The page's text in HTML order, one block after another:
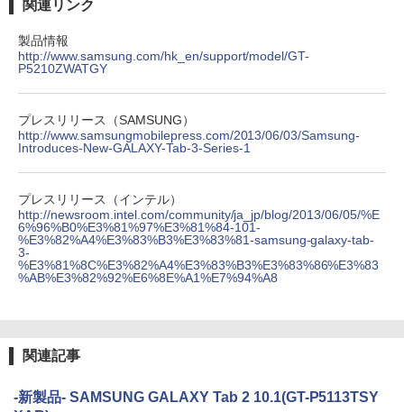
関連リンク
製品情報
http://www.samsung.com/hk_en/support/model/GT-
P5210ZWATGY
プレスリリース（SAMSUNG）
http://www.samsungmobilepress.com/2013/06/03/Samsung-
Introduces-New-GALAXY-Tab-3-Series-1
プレスリリース（インテル）
http://newsroom.intel.com/community/ja_jp/blog/2013/06/05/%E
6%96%B0%E3%81%97%E3%81%84-101-
%E3%82%A4%E3%83%B3%E3%83%81-samsung-galaxy-tab-
3-
%E3%81%8C%E3%82%A4%E3%83%B3%E3%83%86%E3%83
%AB%E3%82%92%E6%8E%A1%E7%94%A8
関連記事
-新製品- SAMSUNG GALAXY Tab 2 10.1(GT-P5113TSY